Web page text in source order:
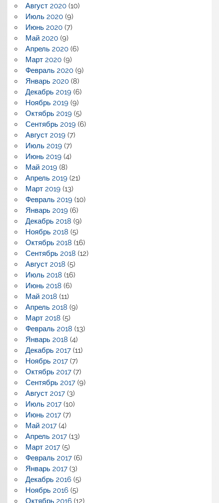
Август 2020(10)
Июль 2020(9)
Июнь 2020(7)
Май 2020(9)
Апрель 2020(6)
Март 2020(9)
Февраль 2020(9)
Январь 2020(8)
Декабрь 2019(6)
Ноябрь 2019(9)
Октябрь 2019(5)
Сентябрь 2019(6)
Август 2019(7)
Июль 2019(7)
Июнь 2019(4)
Май 2019(8)
Апрель 2019(21)
Март 2019(13)
Февраль 2019(10)
Январь 2019(6)
Декабрь 2018 (9)
Ноябрь 2018 (5)
Октябрь 2018 (16)
Сентябрь 2018 (12)
Август 2018 (5)
Июль 2018 (16)
Июнь 2018 (6)
Май 2018 (11)
Апрель 2018 (9)
Март 2018 (5)
Февраль 2018 (13)
Январь 2018 (4)
Декабрь 2017(11)
Ноябрь 2017(7)
Октябрь 2017(7)
Сентябрь 2017(9)
Август 2017(3)
Июль 2017(10)
Июнь 2017(7)
Май 2017(4)
Апрель 2017(13)
Март 2017(5)
Февраль 2017(6)
Январь 2017(3)
Декабрь 2016(5)
Ноябрь 2016(5)
Октябрь 2016(12)